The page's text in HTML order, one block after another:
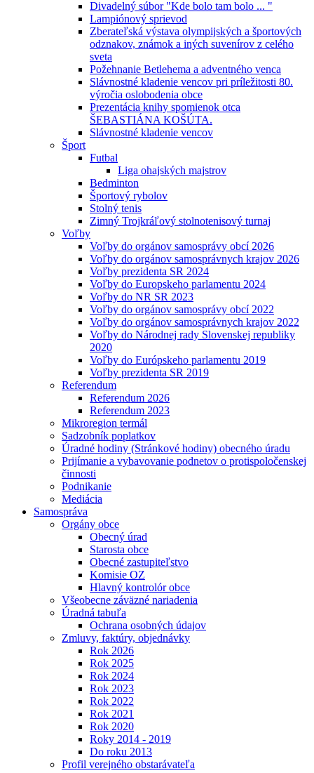
Divadelný súbor "Kde bolo tam bolo ... "
Lampiónový sprievod
Zberateľská výstava olympijských a športových
odznakov, známok a iných suvenírov z celého
sveta
Požehnanie Betlehema a adventného venca
Slávnostné kladenie vencov pri príležitosti 80.
výročia oslobodenia obce
Prezentácia knihy spomienok otca
ŠEBASTIÁNA KOŠÚTA.
Slávnostné kladenie vencov
Šport
Futbal
Liga ohajských majstrov
Bedminton
Športový rybolov
Stolný tenis
Zimný Trojkráľový stolnotenisový turnaj
Voľby
Voľby do orgánov samosprávy obcí 2026
Voľby do orgánov samosprávnych krajov 2026
Voľby prezidenta SR 2024
Voľby do Europskeho parlamentu 2024
Voľby do NR SR 2023
Voľby do orgánov samosprávy obcí 2022
Voľby do orgánov samosprávnych krajov 2022
Voľby do Národnej rady Slovenskej republiky
2020
Voľby do Európskeho parlamentu 2019
Voľby prezidenta SR 2019
Referendum
Referendum 2026
Referendum 2023
Mikroregion termál
Sadzobník poplatkov
Úradné hodiny (Stránkové hodiny) obecného úradu
Prijímanie a vybavovanie podnetov o protispoločenskej
činnosti
Podnikanie
Mediácia
Samospráva
Orgány obce
Obecný úrad
Starosta obce
Obecné zastupiteľstvo
Komisie OZ
Hlavný kontrolór obce
Všeobecne záväzné nariadenia
Úradná tabuľa
Ochrana osobných údajov
Zmluvy, faktúry, objednávky
Rok 2026
Rok 2025
Rok 2024
Rok 2023
Rok 2022
Rok 2021
Rok 2020
Roky 2014 - 2019
Do roku 2013
Profil verejného obstarávateľa